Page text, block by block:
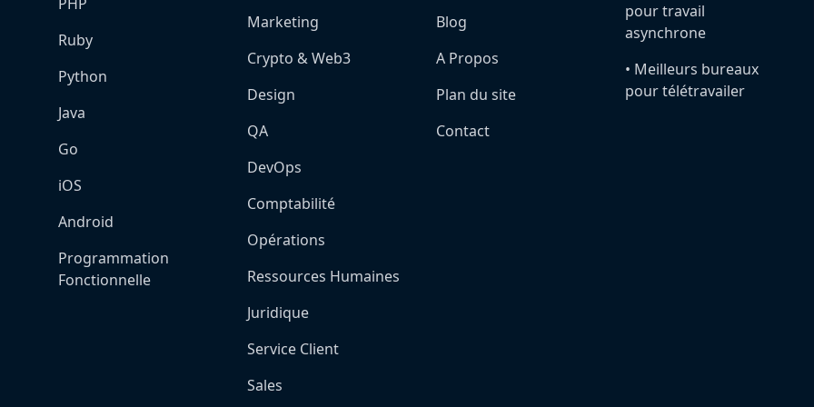
Ruby
Python
Java
Go
iOS
Android
Programmation
Fonctionnelle
Marketing
Crypto & Web3
Design
QA
DevOps
Comptabilité
Opérations
Ressources Humaines
Juridique
Service Client
Sales
Blog
A Propos
Plan du site
Contact
pour travail
asynchrone
•️ Meilleurs bureaux
pour télétravailer